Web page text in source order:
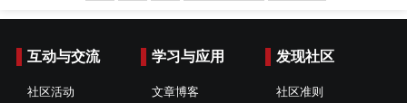
互动与交流
社区活动
学习与应用
文章博客
发现社区
社区准则